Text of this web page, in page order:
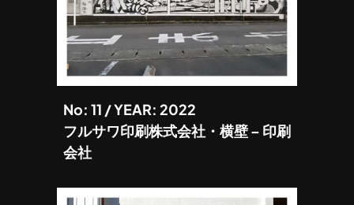
No: 11 / YEAR: 2022
フルサワ印刷株式会社・横壁 – 印刷
会社